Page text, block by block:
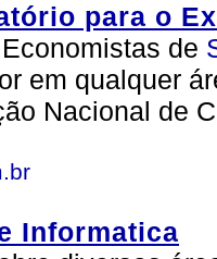
para o
de
em qualquer
Nacional de
Informatica